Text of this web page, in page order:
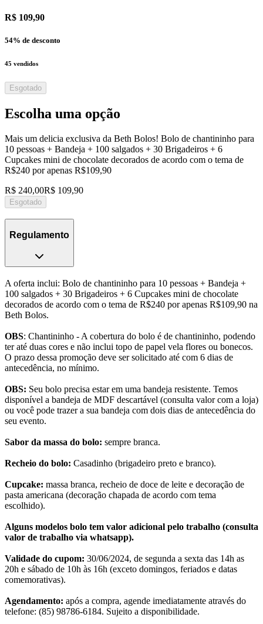
R$ 109,90
54% de desconto
45 vendidos
Esgotado
Escolha uma opção
Mais um delicia exclusiva da Beth Bolos! Bolo de chantininho para
10 pessoas + Bandeja + 100 salgados + 30 Brigadeiros + 6
Cupcakes mini de chocolate decorados de acordo com o tema de
R$240 por apenas R$109,90
R$ 240,00R$ 109,90
Esgotado
Regulamento
A oferta inclui: Bolo de chantininho para 10 pessoas + Bandeja +
100 salgados + 30 Brigadeiros + 6 Cupcakes mini de chocolate
decorados de acordo com o tema de R$240 por apenas R$109,90 na
Beth Bolos.
OBS: Chantininho - A cobertura do bolo é de chantininho, podendo
ter até duas cores e não inclui topo de papel vela flores ou bonecos.
O prazo dessa promoção deve ser solicitado até com 6 dias de
antecedência, no mínimo.
OBS: Seu bolo precisa estar em uma bandeja resistente. Temos
disponível a bandeja de MDF descartável (consulta valor com a loja)
ou você pode trazer a sua bandeja com dois dias de antecedência do
seu evento.
Sabor da massa do bolo: sempre branca.
Recheio do bolo: Casadinho (brigadeiro preto e branco).
Cupcake: massa branca, recheio de doce de leite e decoração de
pasta americana (decoração chapada de acordo com tema
escolhido).
Alguns modelos bolo tem valor adicional pelo trabalho (consulta
valor de trabalho via whatsapp).
Validade do cupom: 30/06/2024, de segunda a sexta das 14h as
20h e sábado de 10h às 16h (exceto domingos, feriados e datas
comemorativas).
Agendamento: após a compra, agende imediatamente através do
telefone: (85) 98786-6184. Sujeito a disponibilidade.